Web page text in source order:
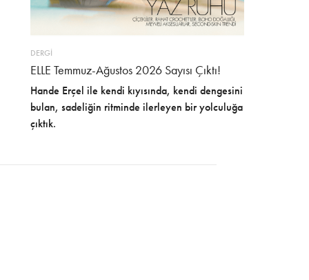
DERGİ
ELLE Temmuz-Ağustos 2026 Sayısı Çıktı!
Hande Erçel ile kendi kıyısında, kendi dengesini
bulan, sadeliğin ritminde ilerleyen bir yolculuğa
çıktık.